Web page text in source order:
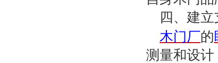
四、建
木门厂的
测量和设